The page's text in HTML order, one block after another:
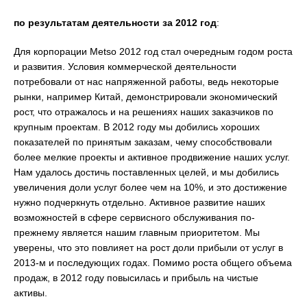
по результатам деятельности за 2012 год:
Для корпорации Metso 2012 год стал очередным годом роста
и развития. Условия коммерческой деятельности
потребовали от нас напряженной работы, ведь некоторые
рынки, например Китай, демонстрировали экономический
рост, что отражалось и на решениях наших заказчиков по
крупным проектам. В 2012 году мы добились хороших
показателей по принятым заказам, чему способствовали
более мелкие проекты и активное продвижение наших услуг.
Нам удалось достичь поставленных целей, и мы добились
увеличения доли услуг более чем на 10%, и это достижение
нужно подчеркнуть отдельно. Активное развитие наших
возможностей в сфере сервисного обслуживания по-
прежнему является нашим главным приоритетом. Мы
уверены, что это повлияет на рост доли прибыли от услуг в
2013-м и последующих годах. Помимо роста общего объема
продаж, в 2012 году повысилась и прибыль на чистые
активы.